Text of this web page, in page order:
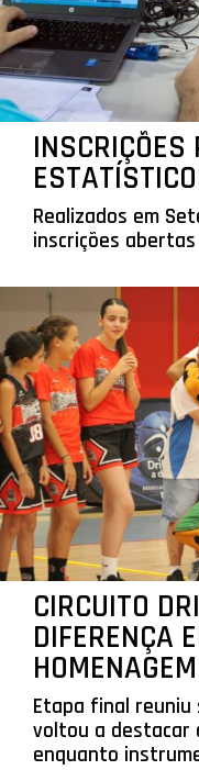
Realizados em
inscrições
CIRCUITO
DIFERENÇA
Etapa final reuniu
voltou a destacar
enquanto